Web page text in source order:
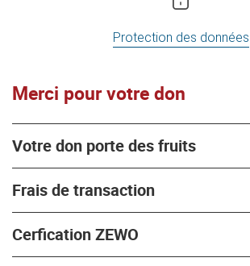
Protection des données
Merci pour votre don
Votre don porte des fruits
Frais de transaction
Cerfication ZEWO